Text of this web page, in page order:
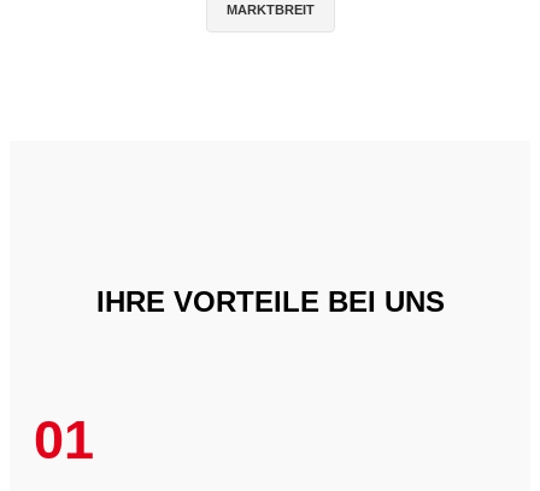
MARKTBREIT
IHRE VORTEILE BEI UNS
01